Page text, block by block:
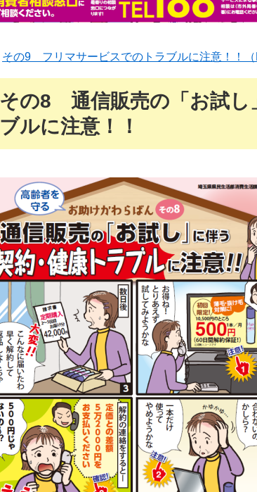
その9 フリマサービスでのトラブルに注意！！（
その8 通信販売の「お試し
ブルに注意！！